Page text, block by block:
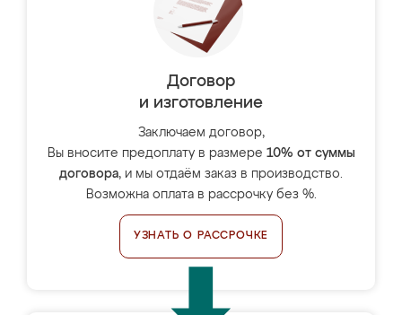
Договор
и изготовление
Заключаем договор,
Вы вносите предоплату в размере 10% от суммы
договора, и мы отдаём заказ в производство.
Возможна оплата в рассрочку без %.
УЗНАТЬ О РАССРОЧКЕ